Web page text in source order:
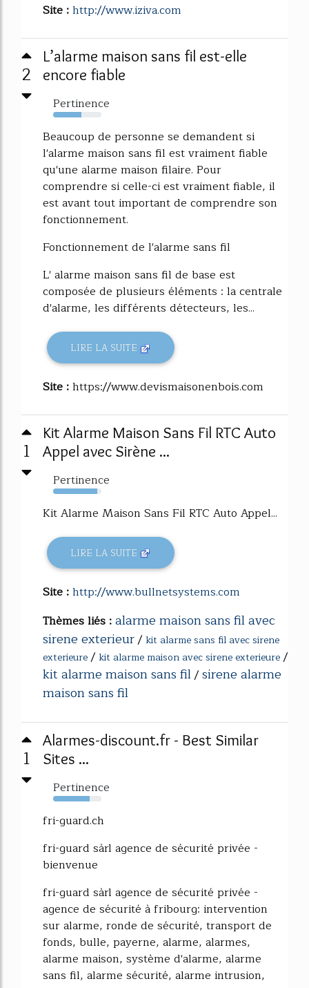
Site :http://www.iziva.com
2
L’alarme maison sans fil est-elle
encore fiable
Pertinence
58%
Beaucoup de personne se demandent si
l'alarme maison sans fil est vraiment fiable
qu'une alarme maison filaire. Pour
comprendre si celle-ci est vraiment fiable, il
est avant tout important de comprendre son
fonctionnement.
Fonctionnement de l'alarme sans fil
L' alarme maison sans fil de base est
composée de plusieurs éléments : la centrale
d'alarme, les différents détecteurs, les...
LIRE LA SUITE
Site :https://www.devismaisonenbois.com
1
Kit Alarme Maison Sans Fil RTC Auto
Appel avec Sirène ...
Pertinence
91%
Kit Alarme Maison Sans Fil RTC Auto Appel...
LIRE LA SUITE
Site :http://www.bullnetsystems.com
Thèmes liés :alarme maison sans fil avec
sirene exterieur/ kit alarme sans fil avec sirene
exterieure/ kit alarme maison avec sirene exterieure/
kit alarme maison sans fil/sirene alarme
maison sans fil
1
Alarmes-discount.fr - Best Similar
Sites ...
Pertinence
76%
fri-guard.ch
fri-guard sàrl agence de sécurité privée -
bienvenue
fri-guard sàrl agence de sécurité privée -
agence de sécurité à fribourg: intervention
sur alarme, ronde de sécurité, transport de
fonds, bulle, payerne, alarme, alarmes,
alarme maison, système d'alarme, alarme
sans fil, alarme sécurité, alarme intrusion,